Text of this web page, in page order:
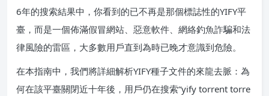
6年的搜索結果中，你看到的已不再是那個標誌性的YIFY平
臺，而是一個佈滿假冒網站、惡意軟件、網絡釣魚詐騙和法
律風險的雷區，大多數用戶直到為時已晚才意識到危險。
在本指南中，我們將詳細解析YIFY種子文件的來龍去脈：為
何在該平臺關閉近十年後，用戶仍在搜索“yify torrent torre